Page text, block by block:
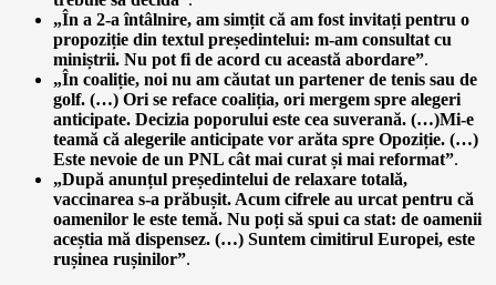
„În a 2-a întâlnire, am simțit că am fost invitați pentru o
propoziție din textul președintelui: m-am consultat cu
miniștrii. Nu pot fi de acord cu această abordare”.
„În coaliție, noi nu am căutat un partener de tenis sau de
golf. (…) Ori se reface coaliția, ori mergem spre alegeri
anticipate. Decizia poporului este cea suverană. (…)Mi-e
teamă că alegerile anticipate vor arăta spre Opoziție. (…)
Este nevoie de un PNL cât mai curat și mai reformat”.
„După anunțul președintelui de relaxare totală,
vaccinarea s-a prăbușit. Acum cifrele au urcat pentru că
oamenilor le este temă. Nu poți să spui ca stat: de oamenii
aceștia mă dispensez. (…) Suntem cimitirul Europei, este
rușinea rușinilor”.